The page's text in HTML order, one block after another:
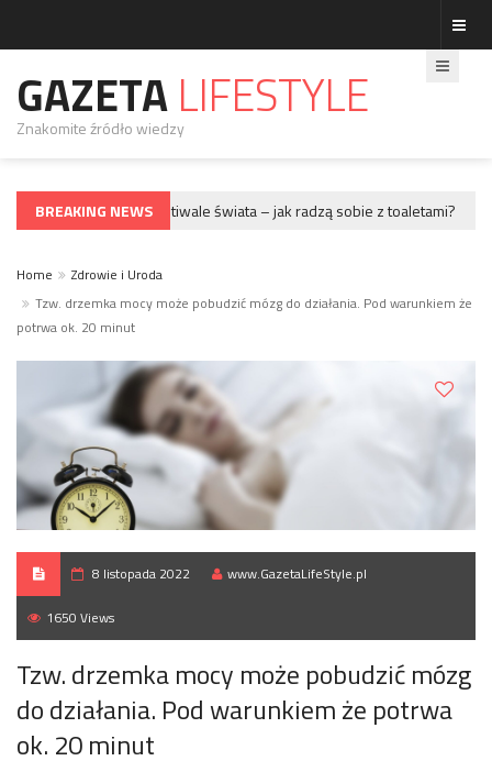
GAZETALIFESTYLE
Znakomite źródło wiedzy
BREAKING NEWS
Największe festiwale świata – jak radzą sobie z toaletami?
Home
Zdrowie i Uroda
Tzw. drzemka mocy może pobudzić mózg do działania. Pod warunkiem że
potrwa ok. 20 minut
8 listopada 2022 www.GazetaLifeStyle.pl
1650 Views
Tzw. drzemka mocy może pobudzić mózg
do działania. Pod warunkiem że potrwa
ok. 20 minut